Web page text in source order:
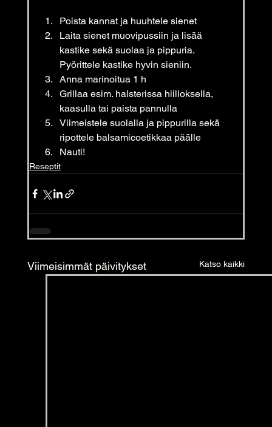
Poista kannat ja huuhtele sienet
Laita sienet muovipussiin ja lisää
kastike sekä suolaa ja pippuria.
Pyörittele kastike hyvin sieniin.
Anna marinoitua 1 h
Grillaa esim. halsterissa hiilloksella,
kaasulla tai paista pannulla
Viimeistele suolalla ja pippurilla sekä
ripottele balsamicoetikkaa päälle
Nauti!
Reseptit
Viimeisimmät päivitykset Katso kaikki